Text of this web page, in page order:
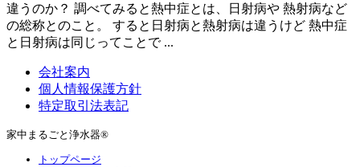
違うのか？ 調べてみると熱中症とは、日射病や 熱射病など
の総称とのこと。 すると日射病と熱射病は違うけど 熱中症
と日射病は同じってことで ...
会社案内
個人情報保護方針
特定取引法表記
家中まるごと浄水器®
トップページ